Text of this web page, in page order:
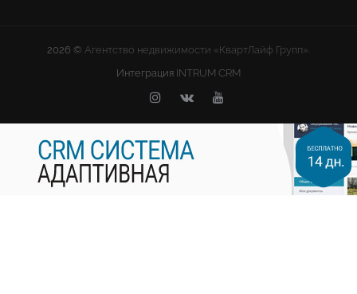
2026 © Агентство недвижимости «КвартЛайф Групп».
Интеграция INTRUM CRM